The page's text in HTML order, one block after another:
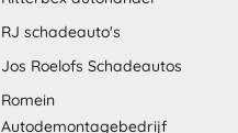
RJ schadeauto's
Jos Roelofs Schadeautos
Romein
Autodemontagebedrijf